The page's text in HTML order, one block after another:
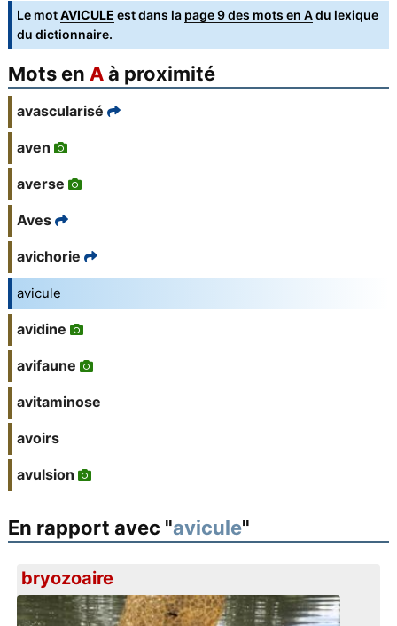
Le motAVICULE est dans la page 9 des mots en Adu lexique
du dictionnaire.
Mots en Aà proximité
avascularisé
aven
averse
Aves
avichorie
avicule
avidine
avifaune
avitaminose
avoirs
avulsion
En rapport avec "avicule"
bryozoaire